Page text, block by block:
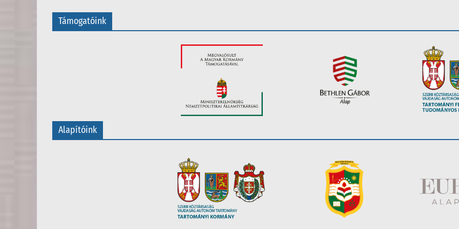
Támogatóink
Alapítóink